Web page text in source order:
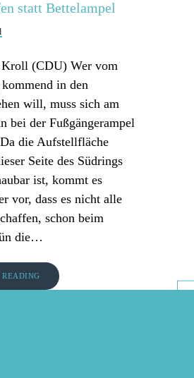
statt Bettelampel
(CDU) Wer vom
in den
will, muss sich am
bei der Fußgängerampel
die Aufstellfläche
Seite des Südrings
ist, kommt es
vor, dass es nicht alle
schon beim
die…
READING